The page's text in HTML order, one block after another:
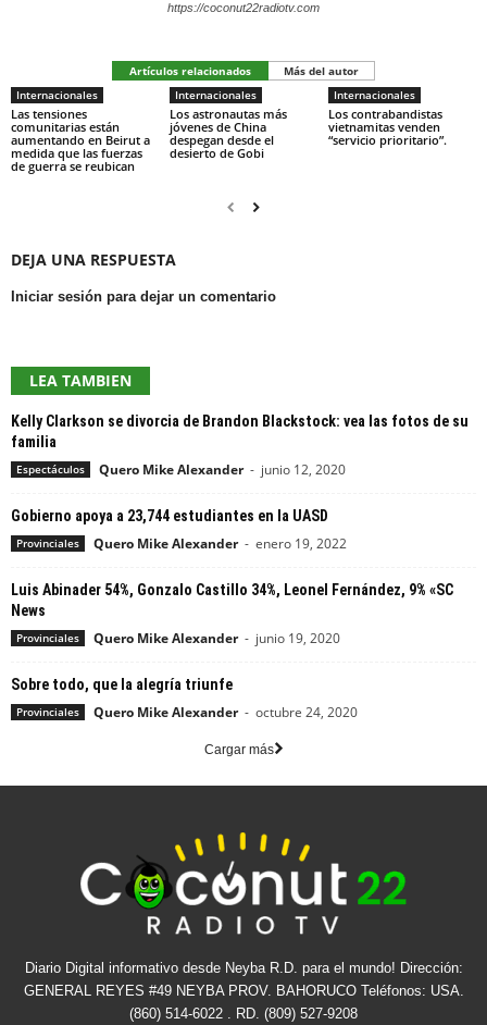
https://coconut22radiotv.com
Artículos relacionados
Más del autor
Internacionales
Las tensiones
comunitarias están
aumentando en Beirut a
medida que las fuerzas
de guerra se reubican
Internacionales
Los astronautas más
jóvenes de China
despegan desde el
desierto de Gobi
Internacionales
Los contrabandistas
vietnamitas venden
“servicio prioritario”.
DEJA UNA RESPUESTA
Iniciar sesión para dejar un comentario
LEA TAMBIEN
Kelly Clarkson se divorcia de Brandon Blackstock: vea las fotos de su
familia
Espectáculos Quero Mike Alexander - junio 12, 2020
Gobierno apoya a 23,744 estudiantes en la UASD
Provinciales Quero Mike Alexander - enero 19, 2022
Luis Abinader 54%, Gonzalo Castillo 34%, Leonel Fernández, 9% «SC
News
Provinciales Quero Mike Alexander - junio 19, 2020
Sobre todo, que la alegría triunfe
Provinciales Quero Mike Alexander - octubre 24, 2020
Cargar más
Diario Digital informativo desde Neyba R.D. para el mundo! Dirección:
GENERAL REYES #49 NEYBA PROV. BAHORUCO Teléfonos: USA.
(860) 514-6022 . RD. (809) 527-9208